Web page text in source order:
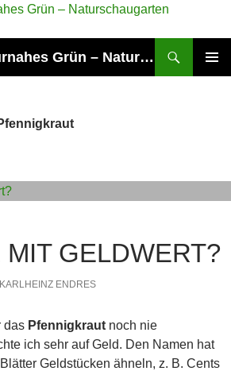
Arbeitskreis Naturnahes Grün – Naturschaugarten Lindenmühle
GELDWERT?
KARLHEINZ ENDRES
das Pfennigkraut noch nie
ich sehr auf Geld. Den Namen hat
Geldstücken ähneln, z. B. Cents